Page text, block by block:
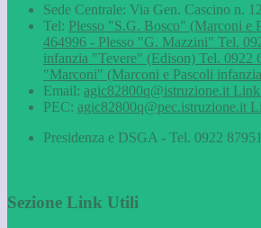
Sede Centrale: Via Gen. Cascino n.
Tel: Plesso "S.G. Bosco" (Marconi e
464996 - Plesso "G. Mazzini" Tel.
infanzia "Tevere" (Edison) Tel. 0922
"Marconi" (Marconi e Pascoli
Email: agic82800q@istruzione.it Link
PEC: agic82800q@pec.istruzione.it
Presidenza e DSGA - Tel. 0922
Sezione Link Utili